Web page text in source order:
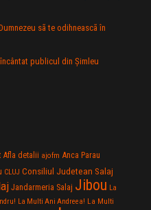
sã te odihneascã în
publicul din Şimleu
Afla detalii ajofm Anca Parau
CLUJ Consiliul Judetean Salaj
Jandarmeria Salaj Jibou La
La Multi Ani Andreea! La Multi